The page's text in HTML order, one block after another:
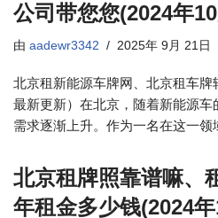
公司带您您(2024年10
由 aadewr3342 2025年 9月 21日
北京租新能源车牌网、北京租车牌
最新更新）在北京，随着新能源
需求逐渐上升。作为一名在这一领
北京租牌照靠谱嘛、
年租金多少钱(2024年